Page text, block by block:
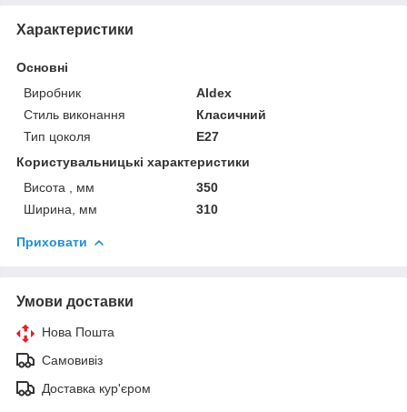
Характеристики
Основні
Виробник
Aldex
Стиль виконання
Класичний
Тип цоколя
E27
Користувальницькі характеристики
Висота , мм
350
Ширина, мм
310
Приховати
Умови доставки
Нова Пошта
Самовивіз
Доставка кур'єром